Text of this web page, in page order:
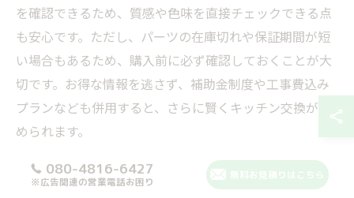
を確認できるため、質感や色味を直接チェックできる点
も安心です。ただし、パーツの在庫切れや保証期間が短
い場合もあるため、購入前に必ず確認しておくことが大
切です。お得な情報を逃さず、補助金制度や工事費込み
プランなども併用すると、さらに賢くキッチン交換が進
められます。
お得な情報で比較する型落ち品と新品の違い
080-4816-6427
※広告関連の営業電話お困り
無料お見積りはこちら